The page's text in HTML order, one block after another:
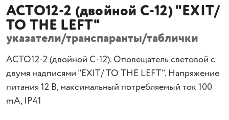
АСТО12-2 (двойной С-12) "EXIT/
TO THE LEFT"
указатели/транспаранты/таблички
АСТО12-2 (двойной С-12). Оповещатель световой с
двумя надписями "EXIT/ TO THE LEFT". Напряжение
питания 12 B, максимальный потребляемый ток 100
mA, IP41